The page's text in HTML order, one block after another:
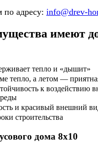
по адресу: info@drev-
имеют
тепло и «дышит»
тепло, а летом —
к воздействию
и красивый внешний
строительства
дома 8х10